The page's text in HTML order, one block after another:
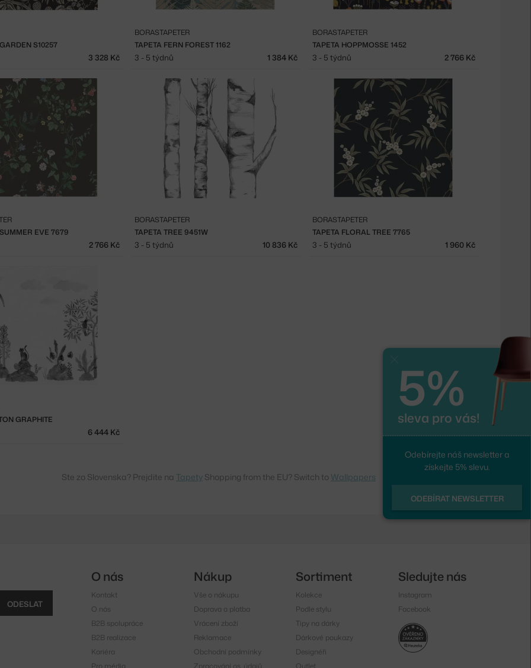
S10257
3 328 Kč
TAPETA FERN FOREST 1162
BORASTAPETER
3 - 5 týdnů 1 384 Kč
TAPETA HOPPMOSSE 1452
BORASTAPETER
3 - 5 týdnů 2 766 Kč
EVE 7679
2 766 Kč
TAPETA TREE 9451W
BORASTAPETER
3 - 5 týdnů 10 836 Kč
TAPETA FLORAL TREE 7765
BORASTAPETER
3 - 5 týdnů 1 960 Kč
GRAPHITE
6 444 Kč
Ste zo Slovenska? Prejdite na Tapety Shopping from the EU? Switch to Wallpapers
5%
sleva pro vás!
Odebírejte náš newsletter a
získejte 5% slevu.
ODEBÍRAT NEWSLETTER
ODESLAT
O nás
Kontakt
O nás
B2B spolupráce
B2B realizace
Kariéra
Pro média
Nákup
Vše o nákupu
Doprava a platba
Vrácení zboží
Reklamace
Obchodní podmínky
Zpracování os. údajů
Sortiment
Kolekce
Podle stylu
Tipy na dárky
Dárkové poukazy
Designéři
Outlet
Sledujte nás
Instagram
Facebook